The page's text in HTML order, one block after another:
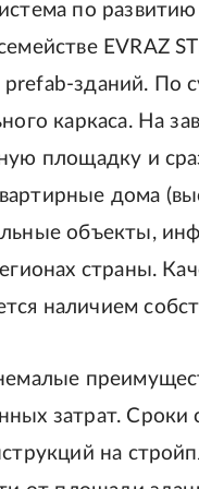
по развитию
EVRAZ
зданий. По
каркаса. На
площадку и
дома
объекты,
страны.
наличием
затрат. Сроки
на